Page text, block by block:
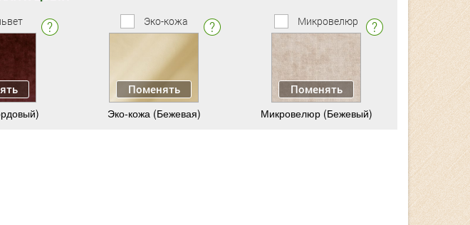
Эко-кожа
Поменять
Эко-кожа (Бежевая)
Микровелюр
Поменять
Микровелюр (Бежевый)